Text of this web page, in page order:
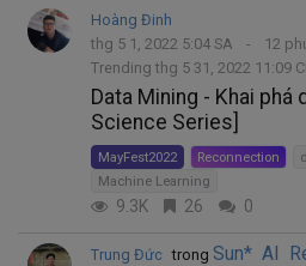
Hoàng Đinh
thg 5 1, 2022 5:04 SA
12
Trending thg 5 31, 2022 11:09
Data Mining - Khai phá
Science Series]
MayFest2022 Reconnection
Machine Learning
9.3K 26 0
Trung Đức trong Sun* AI